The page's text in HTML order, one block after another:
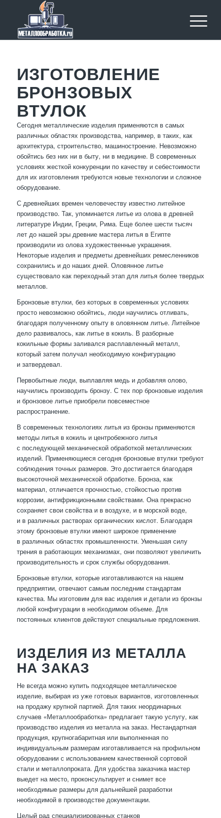
ИЗГОТОВЛЕНИЕ
БРОНЗОВЫХ
ВТУЛОК
Сегодня металлические изделия применяются в самых
различных областях производства, например, в таких, как
архитектура, строительство, машиностроение. Невозможно
обойтись без них ни в быту, ни в медицине. В современных
условиях жесткой конкуренции по качеству и себестоимости
для их изготовления требуются новые технологии и сложное
оборудование.
С древнейших времен человечеству известно литейное
производство. Так, упоминается литье из олова в древней
литературе Индии, Греции, Рима. Еще более шести тысяч
лет до нашей эры древние мастера литья в Египте
производили из олова художественные украшения.
Некоторые изделия и предметы древнейших ремесленников
сохранились и до наших дней. Оловянное литье
существовало как переходный этап для литья более твердых
металлов.
Бронзовые втулки, без которых в современных условиях
просто невозможно обойтись, люди научились отливать,
благодаря полученному опыту в оловянном литье. Литейное
дело развивалось, как литье в кокиль. В разборные
кокильные формы заливался расплавленный металл,
который затем получал необходимую конфигурацию
и затвердевал.
Первобытные люди, выплавляя медь и добавляя олово,
научились производить бронзу. С тех пор бронзовые изделия
и бронзовое литье приобрели повсеместное
распространение.
В современных технологиях литья из бронзы применяются
методы литья в кокиль и центробежного литья
с последующей механической обработкой металлических
изделий. Применяющиеся сегодня бронзовые втулки требуют
соблюдения точных размеров. Это достигается благодаря
высокоточной механической обработке. Бронза, как
материал, отличается прочностью, стойкостью против
коррозии, антифрикционными свойствами. Она прекрасно
сохраняет свои свойства и в воздухе, и в морской воде,
и в различных растворах органических кислот. Благодаря
этому бронзовые втулки имеют широкое применение
в различных областях промышленности. Уменьшая силу
трения в работающих механизмах, они позволяют увеличить
производительность и срок службы оборудования.
Бронзовые втулки, которые изготавливаются на нашем
предприятии, отвечают самым последним стандартам
качества. Мы изготовим для вас изделия и детали из бронзы
любой конфигурации в необходимом объеме. Для
постоянных клиентов действуют специальные предложения.
ИЗДЕЛИЯ ИЗ МЕТАЛЛА
НА ЗАКАЗ
Не всегда можно купить подходящее металлическое
изделие, выбирая из уже готовых вариантов, изготовленных
на продажу крупной партией. Для таких неординарных
случаев «Металлообработка» предлагает такую услугу, как
производство изделия из металла на заказ. Нестандартная
продукция, крупногабаритная или выполненная по
индивидуальным размерам изготавливается на профильном
оборудовании с использованием качественной сортовой
стали и металлопроката. Для удобства заказчика мастер
выедет на место, проконсультирует и снимет все
необходимые размеры для дальнейшей разработки
необходимой в производстве документации.
Целый рад специализированных станков